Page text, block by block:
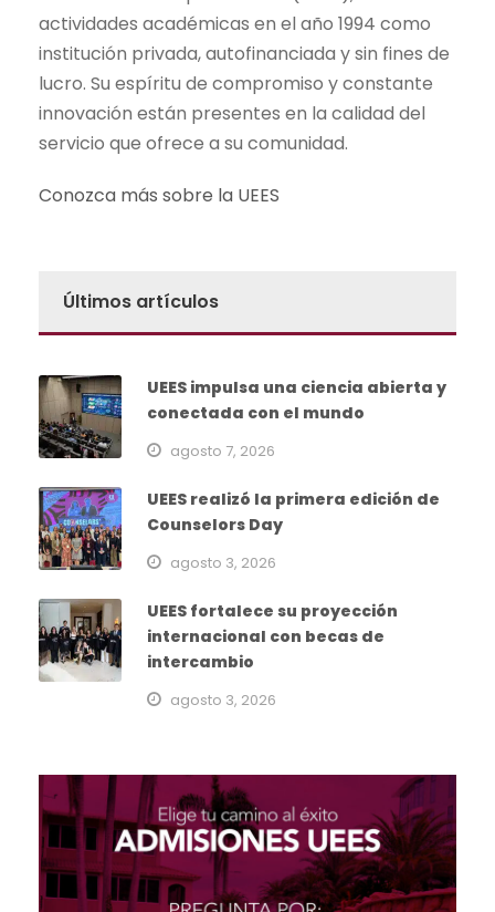
actividades académicas en el año 1994 como
institución privada, autofinanciada y sin fines de
lucro. Su espíritu de compromiso y constante
innovación están presentes en la calidad del
servicio que ofrece a su comunidad.
Conozca más sobre la UEES
Últimos artículos
UEES impulsa una ciencia abierta y
conectada con el mundo
agosto 7, 2026
UEES realizó la primera edición de
Counselors Day
agosto 3, 2026
UEES fortalece su proyección
internacional con becas de
intercambio
agosto 3, 2026